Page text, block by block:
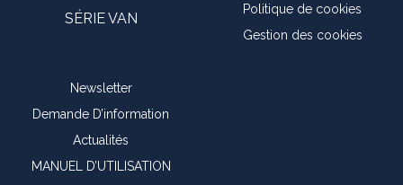
SÉRIE VAN
Politique de cookies
Gestion des cookies
Newsletter
Demande D’information
Actualités
MANUEL D’UTILISATION